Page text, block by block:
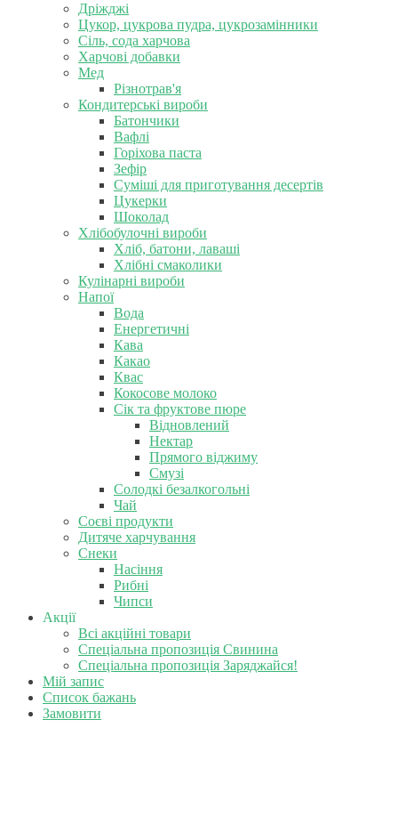
Дріжджі
Цукор, цукрова пудра, цукрозамінники
Сіль, сода харчова
Харчові добавки
Мед
Різнотрав'я
Кондитерські вироби
Батончики
Вафлі
Горіхова паста
Зефір
Суміші для приготування десертів
Цукерки
Шоколад
Хлібобулочні вироби
Хліб, батони, лаваші
Хлібні смаколики
Кулінарні вироби
Напої
Вода
Енергетичні
Кава
Какао
Квас
Кокосове молоко
Сік та фруктове пюре
Відновлений
Нектар
Прямого віджиму
Смузі
Солодкі безалкогольні
Чай
Соєві продукти
Дитяче харчування
Снеки
Насіння
Рибні
Чипси
Акції
Всі акційні товари
Спеціальна пропозиція Свинина
Спеціальна пропозиція Заряджайся!
Мій запис
Список бажань
Замовити